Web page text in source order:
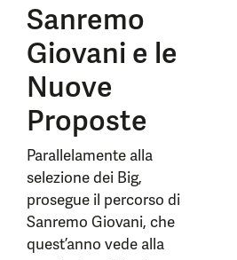
Sanremo
Giovani e le
Nuove
Proposte
Parallelamente alla
selezione dei Big,
prosegue il percorso di
Sanremo Giovani, che
quest’anno vede alla